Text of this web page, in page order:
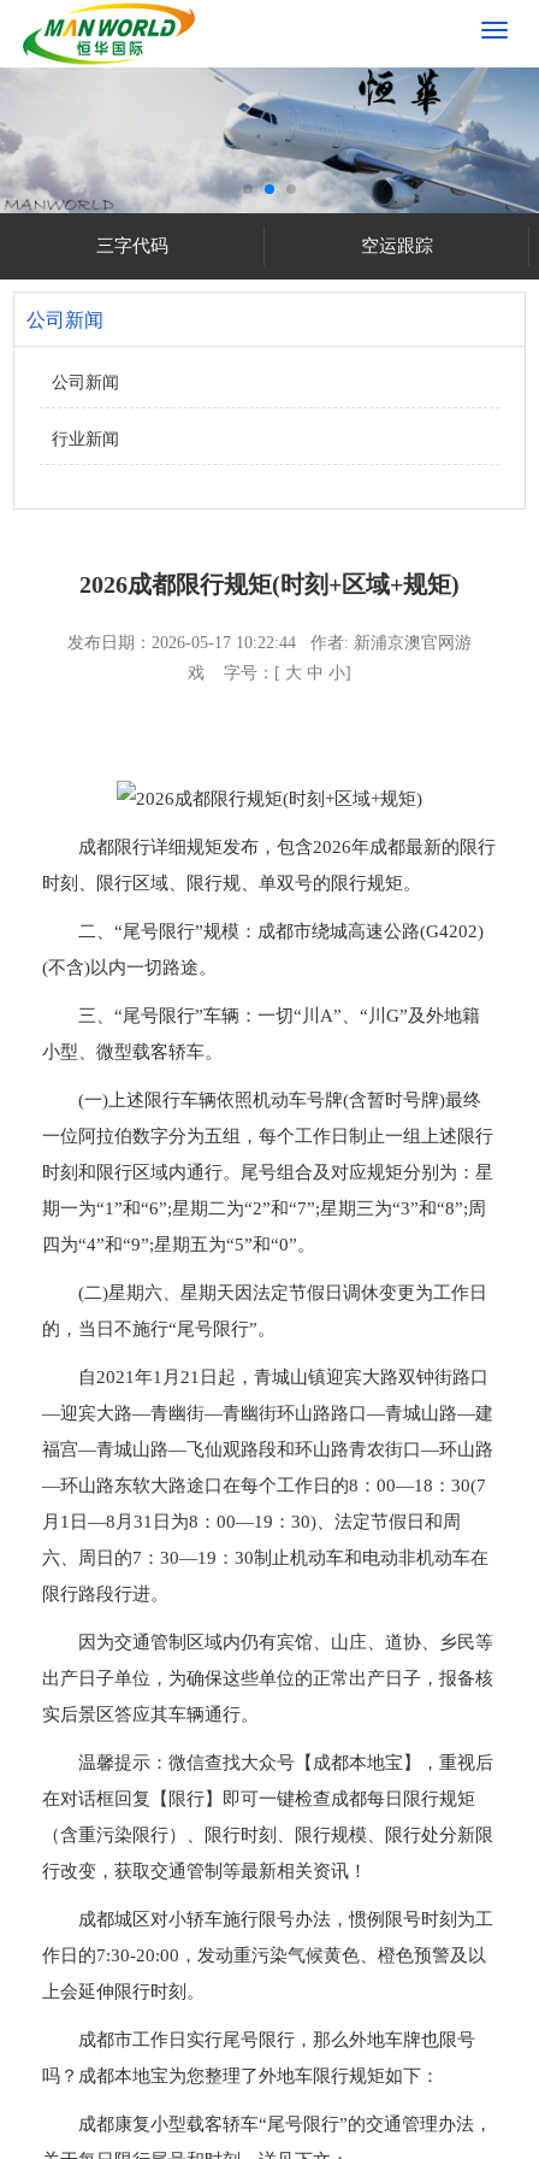
切
导
航
三字代码 空运跟踪
公司新闻
公司新闻
行业新闻
2026成都限行规矩(时刻+区域+规矩)
发布日期：2026-05-17 10:22:44 作者: 新浦京澳官网游
戏字号：[ 大 中 小]
成都限行详细规矩发布，包含2026年成都最新的限行
时刻、限行区域、限行规、单双号的限行规矩。
二、“尾号限行”规模：成都市绕城高速公路(G4202)
(不含)以内一切路途。
三、“尾号限行”车辆：一切“川A”、“川G”及外地籍
小型、微型载客轿车。
(一)上述限行车辆依照机动车号牌(含暂时号牌)最终
一位阿拉伯数字分为五组，每个工作日制止一组上述限行
时刻和限行区域内通行。尾号组合及对应规矩分别为：星
期一为“1”和“6”;星期二为“2”和“7”;星期三为“3”和“8”;周
四为“4”和“9”;星期五为“5”和“0”。
(二)星期六、星期天因法定节假日调休变更为工作日
的，当日不施行“尾号限行”。
自2021年1月21日起，青城山镇迎宾大路双钟街路口
—迎宾大路—青幽街—青幽街环山路路口—青城山路—建
福宫—青城山路—飞仙观路段和环山路青农街口—环山路
—环山路东软大路途口在每个工作日的8：00—18：30(7
月1日—8月31日为8：00—19：30)、法定节假日和周
六、周日的7：30—19：30制止机动车和电动非机动车在
限行路段行进。
因为交通管制区域内仍有宾馆、山庄、道协、乡民等
出产日子单位，为确保这些单位的正常出产日子，报备核
实后景区答应其车辆通行。
温馨提示：微信查找大众号【成都本地宝】，重视后
在对话框回复【限行】即可一键检查成都每日限行规矩
（含重污染限行）、限行时刻、限行规模、限行处分新限
行改变，获取交通管制等最新相关资讯！
成都城区对小轿车施行限号办法，惯例限号时刻为工
作日的7:30-20:00，发动重污染气候黄色、橙色预警及以
上会延伸限行时刻。
成都市工作日实行尾号限行，那么外地车牌也限号
吗？成都本地宝为您整理了外地车限行规矩如下：
成都康复小型载客轿车“尾号限行”的交通管理办法，